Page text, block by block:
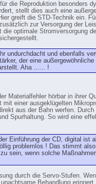
die Reproduktion besonders
stellt dies auch eine
greift die STD-Technik ein.
zur Versorgung der
die optimale Stromversorgung
undurchdacht und ebenfalls
der eine
Aha ...... !
Materialfehler hörbar in ihrer
mit einer ausgeklügelten
aus der Bahn werfen. Durch
Spurhaltung. So wird eine
Einführung der CD, digital ist
problemlos ! Das stimmt
sein, wenn solche
durch die Servo-Stufen.
Behandlung